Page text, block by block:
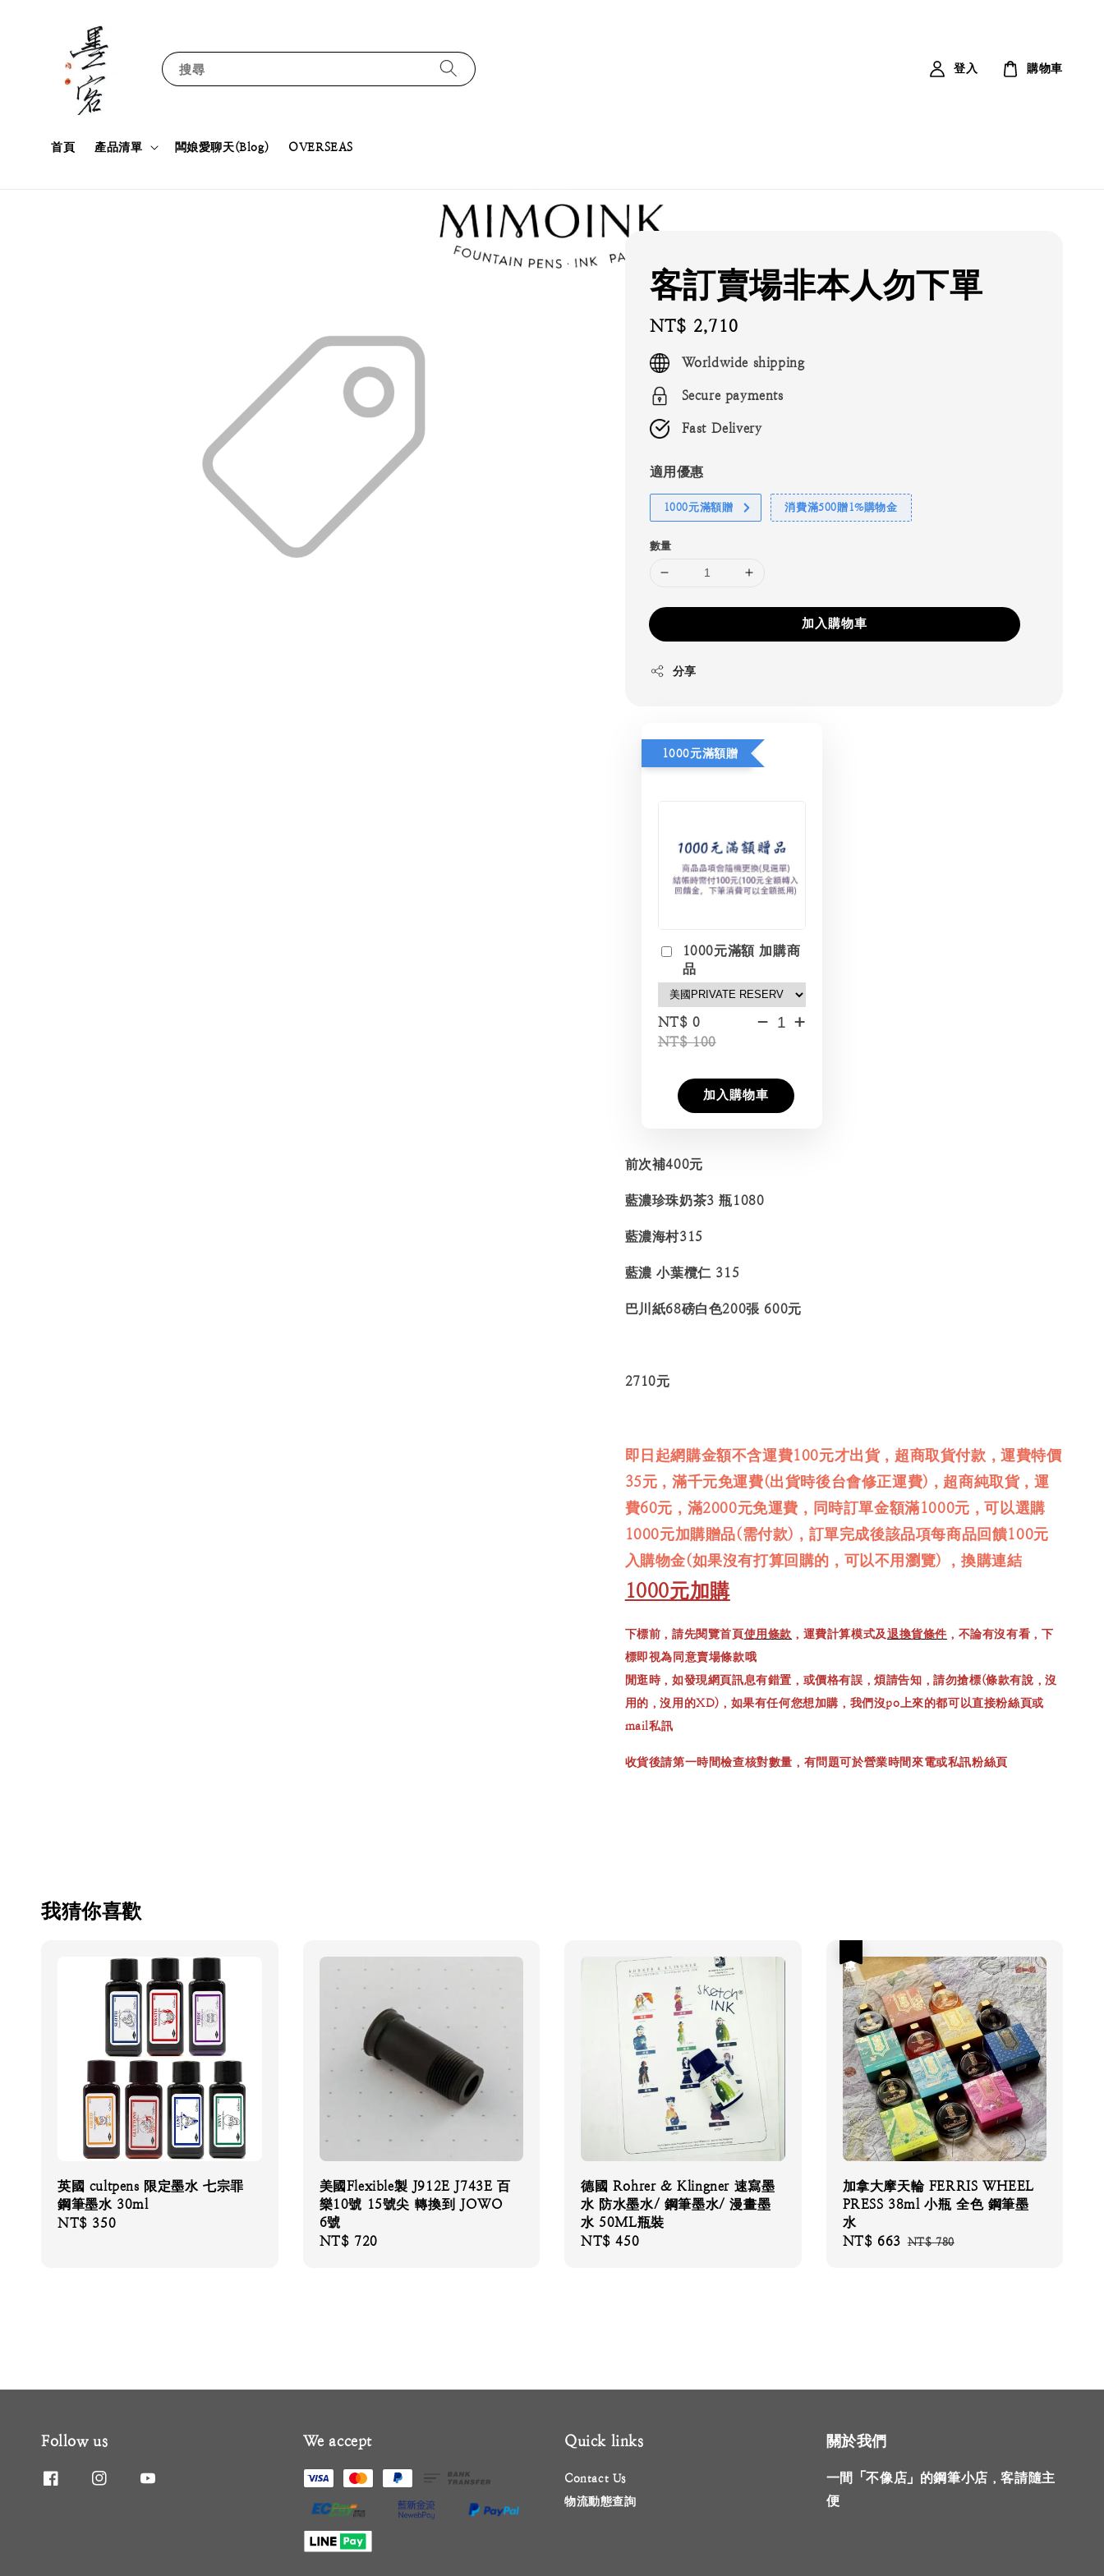
搜尋
首頁 產品清單 闆娘愛聊天(Blog) OVERSEAS
登入 購物車
客訂賣場非本人勿下單
Regular
price
NT$ 2,710
Worldwide shipping
Secure payments
Fast Delivery
適用優惠
1000元滿額贈 消費滿500贈1%購物金
數量
加入購物車
分享
1000元滿額贈
1000元滿額 加購商
品
NT$ 0
NT$ 100
- +
加入購物車
前次補400元
藍濃珍珠奶茶3 瓶1080
藍濃海村315
藍濃 小葉欖仁 315
巴川紙68磅白色200張 600元
2710元
即日起網購金額不含運費100元才出貨，超商取貨付款，運費特價
35元，滿千元免運費(出貨時後台會修正運費)，超商純取貨，運
費60元，滿2000元免運費，同時訂單金額滿1000元，可以選購
1000元加購贈品(需付款)，訂單完成後該品項每商品回饋100元
入購物金(如果沒有打算回購的，可以不用瀏覽) ，換購連結
1000元加購
下標前，請先閱覽首頁使用條款 ，運費計算模式及退換貨條件 ，不論有沒有看，下
標即視為同意賣場條款哦
閒逛時，如發現網頁訊息有錯置，或價格有誤，煩請告知，請勿搶標(條款有說，沒
用的，沒用的XD)，如果有任何您想加購，我們沒po上來的都可以直接粉絲頁或
mail私訊
收貨後請第一時間檢查核對數量，有問題可於營業時間來電或私訊粉絲頁
我猜你喜歡
英國 cultpens 限定墨水 七宗罪
鋼筆墨水 30ml
Regular
NT$ 350
美國Flexible製 J912E J743E 百
樂10號 15號尖 轉換到 JOWO
6號
Regular
NT$ 720
德國 Rohrer & Klingner 速寫墨
水 防水墨水/ 鋼筆墨水/ 漫畫墨
水 50ML瓶裝
Regular
NT$ 450
加拿大摩天輪 FERRIS WHEEL
PRESS 38ml 小瓶 全色 鋼筆墨
水
Sale
NT$ 663 Regular
NT$ 780
Follow us We accept Quick links
Contact Us
物流動態查詢
關於我們
一間「不像店」的鋼筆小店，客請隨主
便